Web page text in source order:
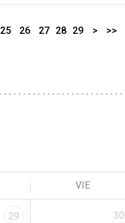
25 26 27 28 29 > >>
VIE
29 30